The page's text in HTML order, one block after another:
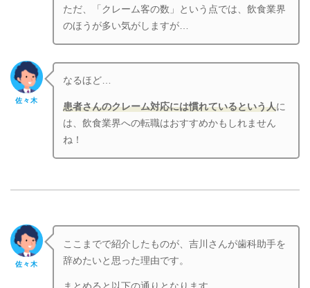
ただ、「クレーム客の数」という点では、飲食業界
のほうが多い気がしますが…
佐々木
なるほど…
患者さんのクレーム対応には慣れているという人に
は、飲食業界への転職はおすすめかもしれません
ね！
佐々木
ここまでで紹介したものが、吉川さんが歯科助手を
辞めたいと思った理由です。